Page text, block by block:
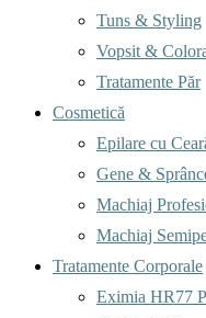
Tuns & Styling
Vopsit &
Tratamente Păr
Cosmetică
Epilare cu
Gene &
Machiaj
Machiaj
Tratamente Corporale
Eximia HR77